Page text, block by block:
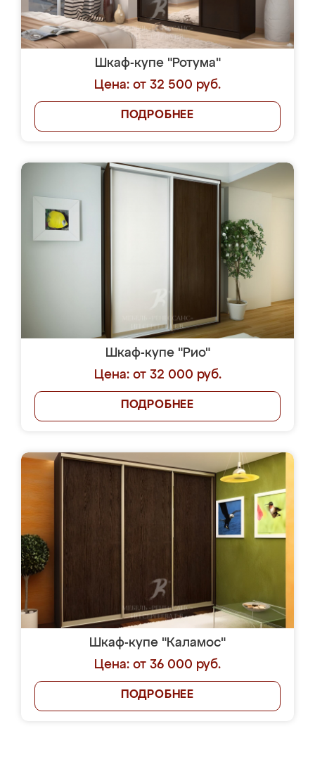
Шкаф-купе "Ротума"
Цена: от 32 500 руб.
ПОДРОБНЕЕ
Шкаф-купе "Рио"
Цена: от 32 000 руб.
ПОДРОБНЕЕ
Шкаф-купе "Каламос"
Цена: от 36 000 руб.
ПОДРОБНЕЕ